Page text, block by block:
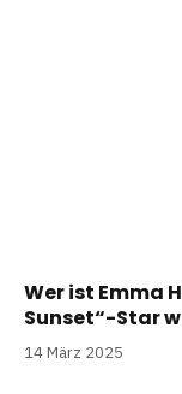
Wer ist Emma
Sunset“-Star
14 März 2025